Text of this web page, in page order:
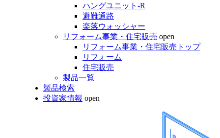
ハングユニット-R
避難通路
楽落ウォッシャー
リフォーム事業・住宅販売 open
リフォーム事業・住宅販売トップ
リフォーム
住宅販売
製品一覧
製品検索
投資家情報 open